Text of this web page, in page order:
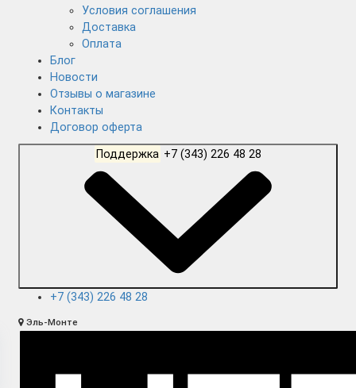
Условия соглашения
Доставка
Оплата
Блог
Новости
Отзывы о магазине
Контакты
Договор оферта
Поддержка
+7 (343) 226 48 28
Эль-Монте